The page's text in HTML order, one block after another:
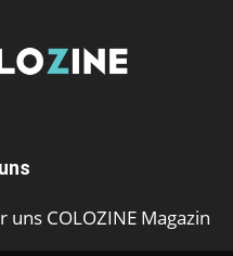
COLOZINE Magazin